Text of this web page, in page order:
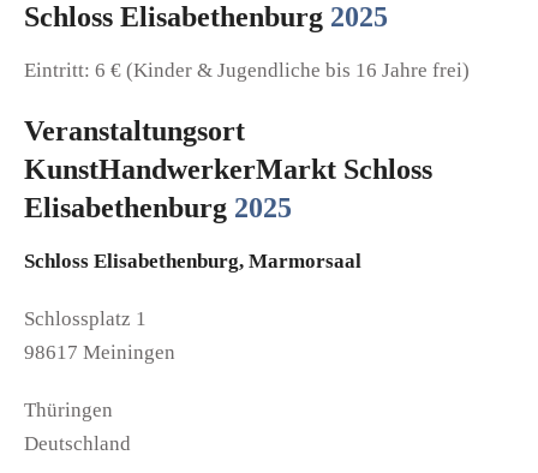
Schloss Elisabethenburg 2025
Eintritt: 6 € (Kinder & Jugendliche bis 16 Jahre frei)
Veranstaltungsort
KunstHandwerkerMarkt Schloss
Elisabethenburg 2025
Schloss Elisabethenburg, Marmorsaal
Schlossplatz 1
98617 Meiningen
Thüringen
Deutschland